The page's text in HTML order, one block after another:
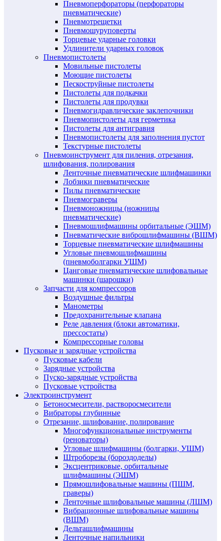
Пневмоперфораторы (перфораторы
пневматические)
Пневмотрещетки
Пневмошуруповерты
Торцевые ударные головки
Удлинители ударных головок
Пневмопистолеты
Мовильные пистолеты
Моющие пистолеты
Пескоструйные пистолеты
Пистолеты для подкачки
Пистолеты для продувки
Пневмогидравлические заклепочники
Пневмопистолеты для герметика
Пистолеты для антигравия
Пневмопистолеты для заполнения пустот
Текстурные пистолеты
Пневмоинструмент для пиления, отрезания,
шлифования, полирования
Ленточные пневматические шлифмашинки
Лобзики пневматические
Пилы пневматические
Пневмограверы
Пневмоножницы (ножницы
пневматические)
Пневмошлифмашины орбитальные (ЭШМ)
Пневматические виброшлифмашины (ВШМ)
Торцевые пневматические шлифмашины
Угловые пневмошлифмашины
(пневмоболгарки УШМ)
Цанговые пневматические шлифовальные
машинки (шарошки)
Запчасти для компрессоров
Воздушные фильтры
Манометры
Предохранительные клапана
Реле давления (блоки автоматики,
прессостаты)
Компрессорные головы
Пусковые и зарядные устройства
Пусковые кабели
Зарядные устройства
Пуско-зарядные устройства
Пусковые устройства
Электроинструмент
Бетоносмесители, растворосмесители
Вибраторы глубинные
Отрезание, шлифование, полирование
Многофункциональные инструменты
(реноваторы)
Угловые шлифмашины (болгарки, УШМ)
Штроборезы (бороздоделы)
Эксцентриковые, орбитальные
шлифмашины (ЭШМ)
Прямошлифовальные машины (ПШМ,
граверы)
Ленточные шлифовальные машины (ЛШМ)
Вибрационные шлифовальные машины
(ВШМ)
Дельташлифмашины
Ленточные напильники